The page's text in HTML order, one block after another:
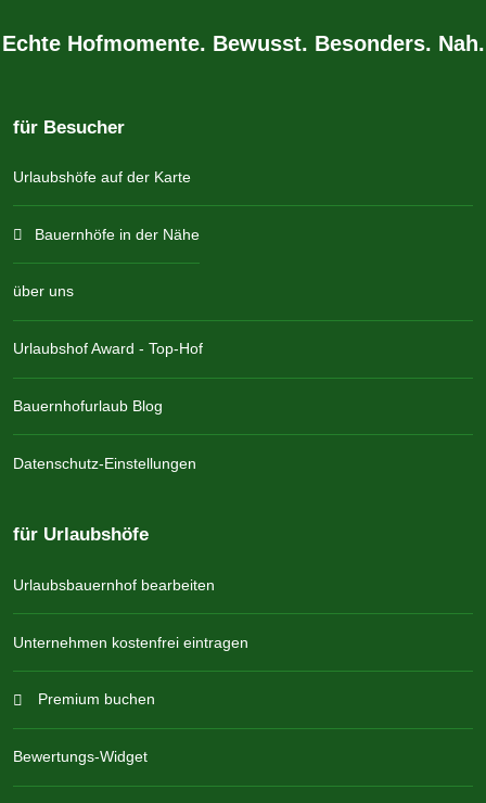
Echte Hofmomente. Bewusst. Besonders. Nah.
für Besucher
Urlaubshöfe auf der Karte
Bauernhöfe in der Nähe
über uns
Urlaubshof Award - Top-Hof
Bauernhofurlaub Blog
Datenschutz-Einstellungen
für Urlaubshöfe
Urlaubsbauernhof bearbeiten
Unternehmen kostenfrei eintragen
Premium buchen
Bewertungs-Widget